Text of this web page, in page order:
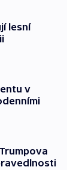
lesní
v